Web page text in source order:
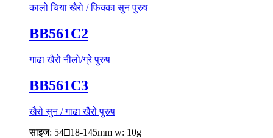
कालो चिया खैरो / फिक्का सुन पुरुष
BB561C2
गाढा खैरो नीलो/ग्रे पुरुष
BB561C3
खैरो सुन / गाढा खैरो पुरुष
साइज: 54□18-145mm w: 10g